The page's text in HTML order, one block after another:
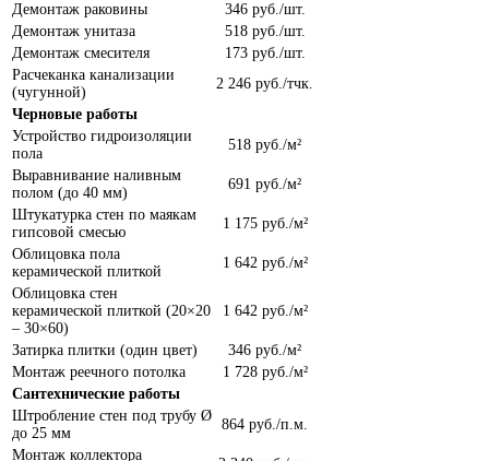
Демонтаж раковины
346 руб./шт.
Демонтаж унитаза
518 руб./шт.
Демонтаж смесителя
173 руб./шт.
Расчеканка канализации
(чугунной)
2 246 руб./тчк.
Черновые работы
Устройство гидроизоляции
пола
518 руб./м²
Выравнивание наливным
полом (до 40 мм)
691 руб./м²
Штукатурка стен по маякам
гипсовой смесью
1 175 руб./м²
Облицовка пола
керамической плиткой
1 642 руб./м²
Облицовка стен
керамической плиткой (20×20
– 30×60)
1 642 руб./м²
Затирка плитки (один цвет)
346 руб./м²
Монтаж реечного потолка
1 728 руб./м²
Сантехнические работы
Штробление стен под трубу Ø
до 25 мм
864 руб./п.м.
Монтаж коллектора